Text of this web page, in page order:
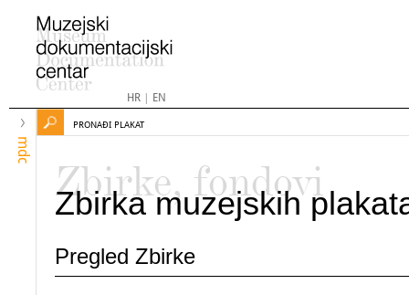
HR| EN
mdc
PRONAĐI PLAKAT
Zbirke, fondovi
Zbirka muzejskih
Pregled Zbirke